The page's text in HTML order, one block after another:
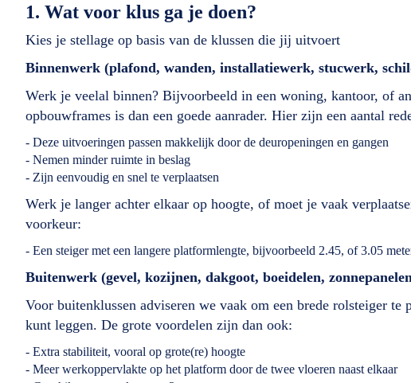
1. Wat voor klus ga je doen?
Kies je stellage op basis van de klussen die jij uitvoert
Binnenwerk (plafond, wanden, installatiewerk, stucwerk,
Werk je veelal binnen? Bijvoorbeeld in een woning, kantoor, of
opbouwframes is dan een goede aanrader. Hier zijn een aantal
- Deze uitvoeringen passen makkelijk door de deuropeningen en gangen
- Nemen minder ruimte in beslag
- Zijn eenvoudig en snel te verplaatsen
Werk je langer achter elkaar op hoogte, of moet je vaak
voorkeur:
- Een steiger met een langere platformlengte, bijvoorbeeld 2.45, of 3.05
Buitenwerk (gevel, kozijnen, dakgoot, boeidelen,
Voor buitenklussen adviseren we vaak om een brede rolsteiger
kunt leggen. De grote voordelen zijn dan ook:
- Extra stabiliteit, vooral op grote(re) hoogte
- Meer werkoppervlakte op het platform door de twee vloeren naast elkaar